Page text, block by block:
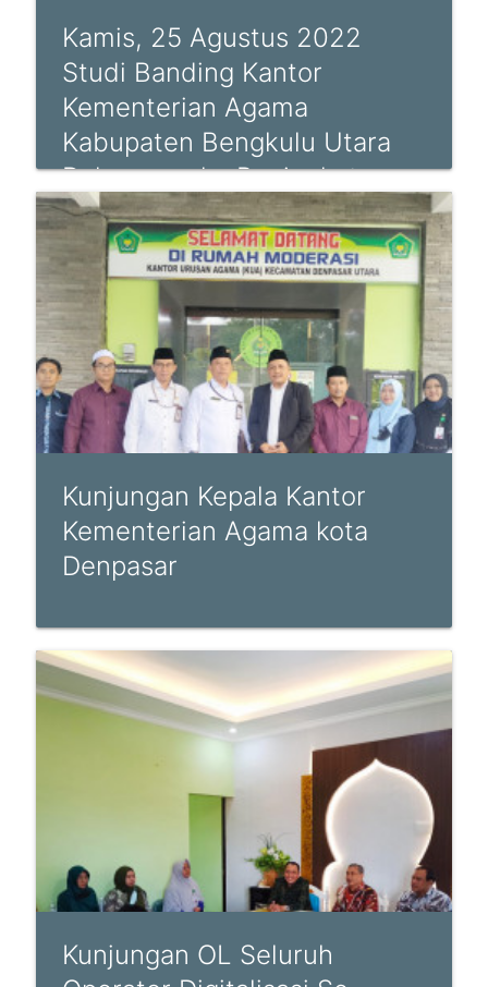
Kamis, 25 Agustus 2022
Studi Banding Kantor
Kementerian Agama
Kabupaten Bengkulu Utara
Dalam rangka Peningkatan
Pelayanan TUSI Persiapan
Revitalitasi KUA Kabupaten
Bengkulu Utara, Kepala
Kantor, Bapak Drs. H.
Ajamalus tiba di Kua
Denpasar Utara diterima o
Kunjungan Kepala Kantor
Kementerian Agama kota
Denpasar
Kunjungan OL Seluruh